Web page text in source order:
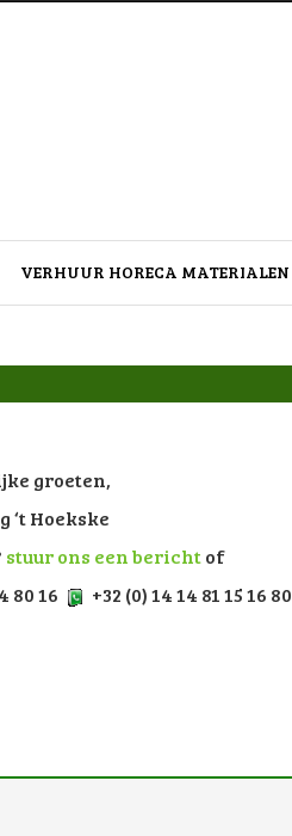
VERHUUR HORECA MATERIALEN
groeten,
‘t Hoekske
stuur ons een berichtof
80 16
+32 (0) 14 14 81 15 16 80